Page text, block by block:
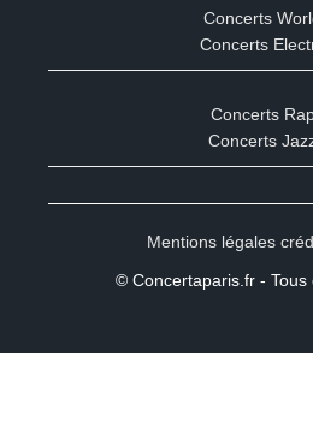
Concerts
Concerts
Concerts
Concerts
Mentions légales
© Concertaparis.fr - Tous